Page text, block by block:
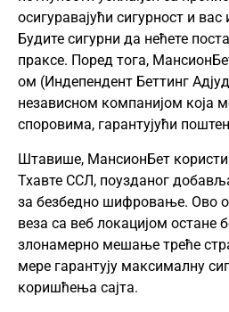
осигуравајући сигурност и
Будите сигурни да нећете
праксе. Поред тога,
ом (Индепендент Беттинг
независном компанијом која
споровима, гарантујући
Штавише, МансионБет
Тхавте ССЛ, поузданог
за безбедно шифровање. Ово
веза са веб локацијом остане
злонамерно мешање треће
мере гарантују максималну
коришћења сајта.